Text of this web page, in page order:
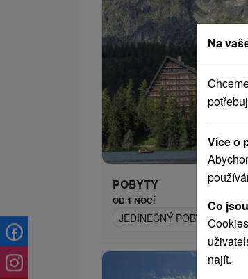
POBYTY
OD 1 NOCÍ
JEDINEČNÝ POBYT U
Na
Více o
Co
najít.